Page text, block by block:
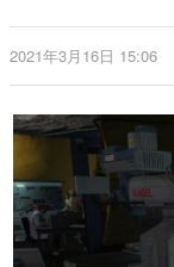
これ
の姿
ゲー
日本
画です
日
日本
ルを
解説
2021年3月16日 15:06